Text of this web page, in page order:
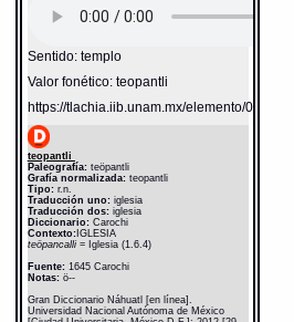
Sentido: templo
Valor fonético: teopantli
https://tlachia.iib.unam.mx/elemento/05.01.09
teopantli
Paleografía:teöpantli
Grafía normalizada:teopantli
Tipo:r.n.
Traducción uno:iglesia
Traducción dos:iglesia
Diccionario: Carochi
Contexto:IGLESIA
teöpancalli = Iglesia (1.6.4)
Fuente:1645 Carochi
Notas:ö--
Gran Diccionario Náhuatl [en línea].
Universidad Nacional Autónoma de México